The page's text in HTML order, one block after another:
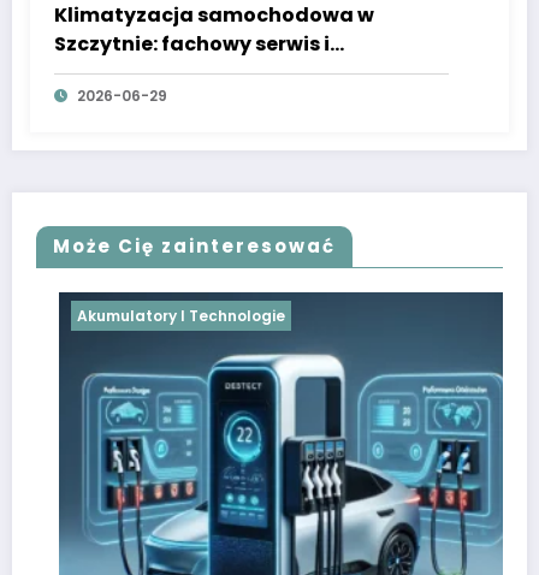
Klimatyzacja samochodowa w
Szczytnie: fachowy serwis i
wulkanizacja
2026-06-29
Może Cię zainteresować
Akumulatory I Technologie